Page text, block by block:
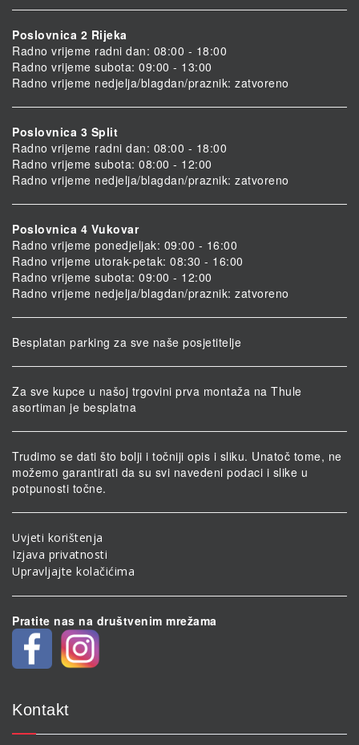
Poslovnica 2 Rijeka
Radno vrijeme radni dan: 08:00 - 18:00
Radno vrijeme subota: 09:00 - 13:00
Radno vrijeme nedjelja/blagdan/praznik: zatvoreno
Poslovnica 3 Split
Radno vrijeme radni dan: 08:00 - 18:00
Radno vrijeme subota: 08:00 - 12:00
Radno vrijeme nedjelja/blagdan/praznik: zatvoreno
Poslovnica 4 Vukovar
Radno vrijeme ponedjeljak: 09:00 - 16:00
Radno vrijeme utorak-petak: 08:30 - 16:00
Radno vrijeme subota: 09:00 - 12:00
Radno vrijeme nedjelja/blagdan/praznik: zatvoreno
Besplatan parking za sve naše posjetitelje
Za sve kupce u našoj trgovini prva montaža na Thule
asortiman je besplatna
Trudimo se dati što bolji i točniji opis i sliku. Unatoč tome, ne
možemo garantirati da su svi navedeni podaci i slike u
potpunosti točne.
Uvjeti korištenja
Izjava privatnosti
Upravljajte kolačićima
Pratite nas na društvenim mrežama
Kontakt